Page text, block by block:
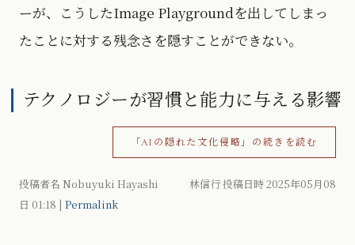
ーが、こうしたImage Playgroundを出してしまっ
たことに対する残念さを隠すことができない。
テクノロジーが習慣と能力に与える影響
「AIの隠れた文化侵略」の続きを読む
投稿者名 Nobuyuki Hayashi 林信行 投稿日時 2025年05月08
日 01:18 | Permalink